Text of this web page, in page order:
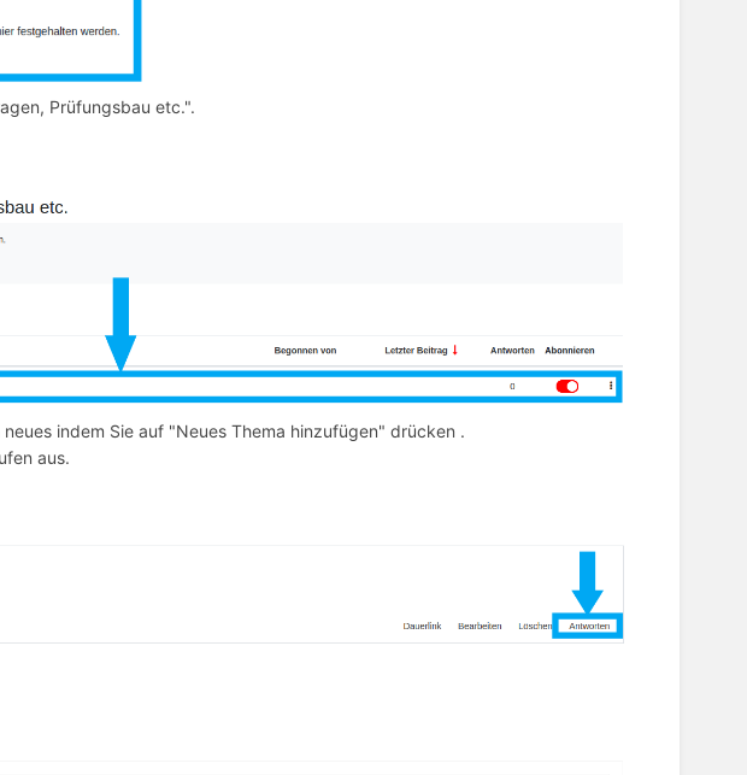
Prüfungsbau etc.".
indem Sie auf "Neues Thema hinzufügen" drücken .
aus.